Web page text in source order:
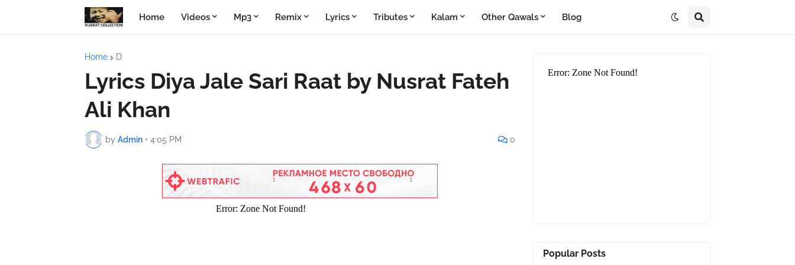
Home Videos Mp3 Remix Lyrics Tributes Kalam Other Qawals Blog
Home D
Lyrics Diya Jale Sari Raat by Nusrat Fateh
Ali Khan
by Admin • 4:05 PM 0
Popular Posts